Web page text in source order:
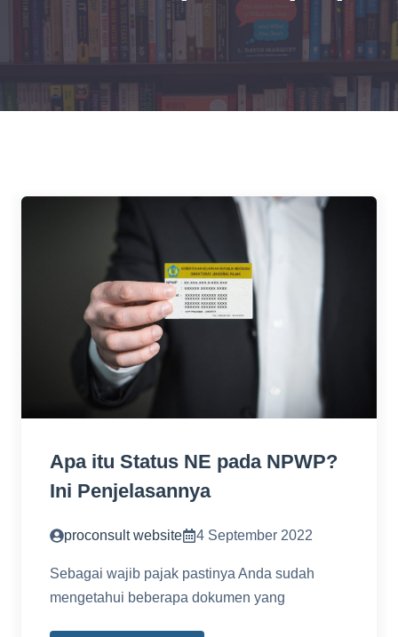
Apa itu Status NE pada NPWP?
Ini Penjelasannya
proconsult website 4 September 2022
Sebagai wajib pajak pastinya Anda sudah
mengetahui beberapa dokumen yang